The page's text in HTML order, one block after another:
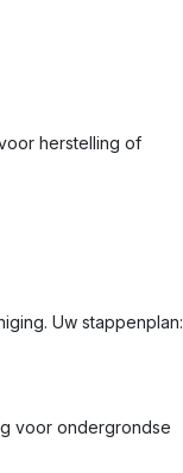
herstelling of
Uw stappenplan:
voor ondergrondse